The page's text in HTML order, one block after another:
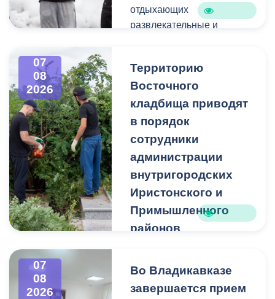
отдыхающих
развлекательные и
07
08
2026
Территорию
Восточного
кладбища приводят
в порядок
сотрудники
администрации
внутригородских
Иристонского и
Примышленного
районов
загущения территории
дикорастущими
07
08
2026
Во Владикавказе
завершается прием